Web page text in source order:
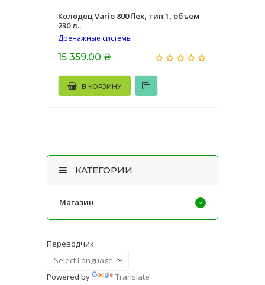
Колодец Vario 800 flex, тип 1, объем
230 л..
Дренажные системы
15 359.00 ₴
В КОРЗИНУ
КАТЕГОРИИ
Магазин
Переводчик
Powered by Translate